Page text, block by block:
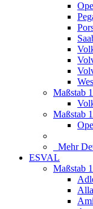
Maßstab
Maßstab
Mehr
ESVAL
Maßstab